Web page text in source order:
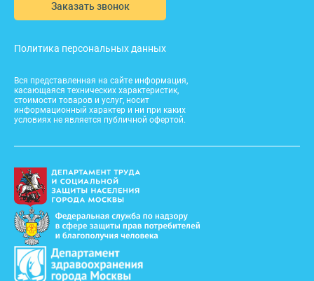
Вся представленная на сайте информация,
касающаяся технических характеристик,
стоимости товаров и услуг, носит
информационный характер и ни при каких
условиях не является публичной офертой.
Заказать звонок
Политика персональных данных